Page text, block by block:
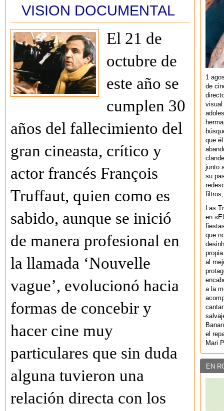
VISION DOCUMENTAL
El 21 de
octubre de
este año se
cumplen 30
años del fallecimiento del
gran cineasta, crítico y
actor francés François
Truffaut, quien como es
sabido, aunque se inició
de manera profesional en
la llamada ‘Nouvelle
vague’, evolucionó hacia
formas de concebir y
hacer cine muy
particulares que sin duda
alguna tuvieron una
relación directa con los
1
de
visual
que
junto
su
filtros,
Las
en
que
al
a la
el
Mari
EN